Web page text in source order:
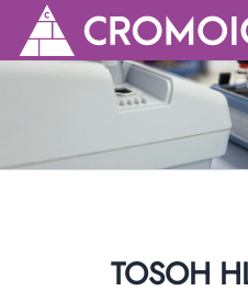
TOSOH